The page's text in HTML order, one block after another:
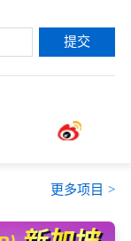
提交
更多项目 >